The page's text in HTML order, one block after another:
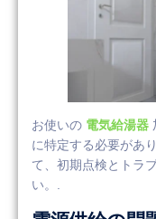
お使いの 電気給湯器
に特定する必要があ
て、初期点検とトラ
い。.